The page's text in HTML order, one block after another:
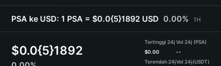
Português (Portugal)
Bahasa Indonesia
ภาษาไทย
PSA ke USD: 1 PSA = $0.0{5}1892 USD 0.00% 1H
$0.0{5}1892
Tertinggi 24j
$0.00
Terendah 24j
Vol 24j (PSA)
--
Vol 24j(USDT)